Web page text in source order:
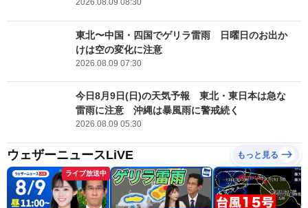
2026.08.09 08:30
東北〜中国・四国でゲリラ雷雨 日曜日のお出か
けは空の変化に注意
2026.08.09 07:30
今日8月9日(日)の天気予報 東北・東日本は急な
雷雨に注意 沖縄は暴風雨に警戒続く
2026.08.09 05:30
ウェザーニュースLiVE もっと見る
ライブ放送中